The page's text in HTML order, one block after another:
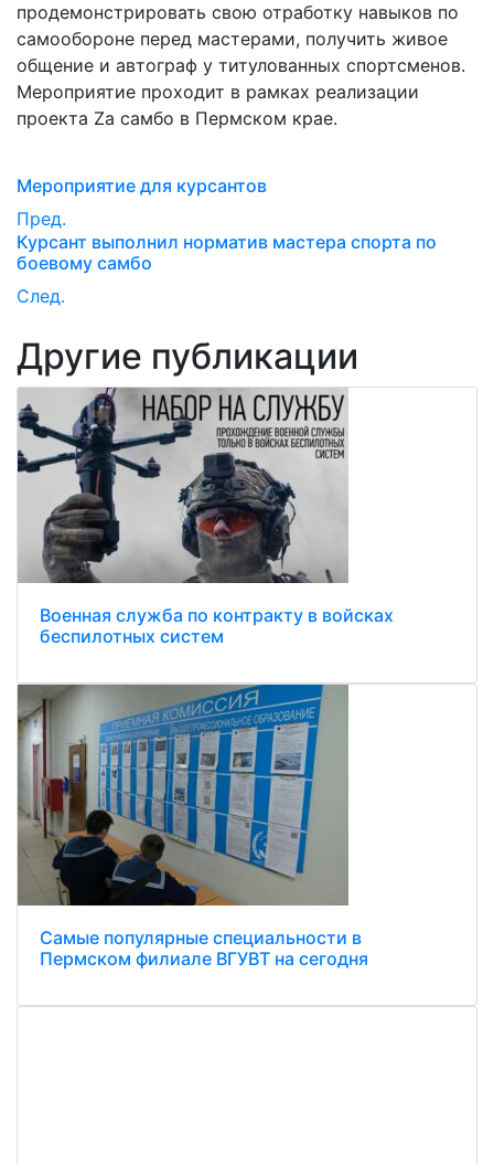
продемонстрировать свою отработку навыков по
самообороне перед мастерами, получить живое
общение и автограф у титулованных спортсменов.
Мероприятие проходит в рамках реализации
проекта Zа самбо в Пермском крае.
Мероприятие для курсантов
Пред.
Курсант выполнил норматив мастера спорта по
боевому самбо
След.
Другие публикации
Военная служба по контракту в войсках
беспилотных систем
Самые популярные специальности в
Пермском филиале ВГУВТ на сегодня